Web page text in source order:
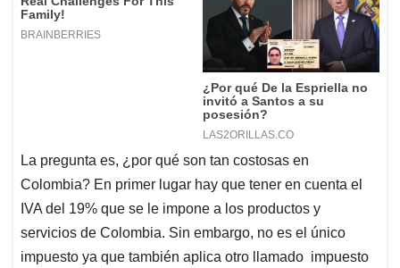
La pregunta es, ¿por qué son tan costosas en
Colombia? En primer lugar hay que tener en cuenta el
IVA del 19% que se le impone a los productos y
servicios de Colombia. Sin embargo, no es el único
impuesto ya que también aplica otro llamado impuesto